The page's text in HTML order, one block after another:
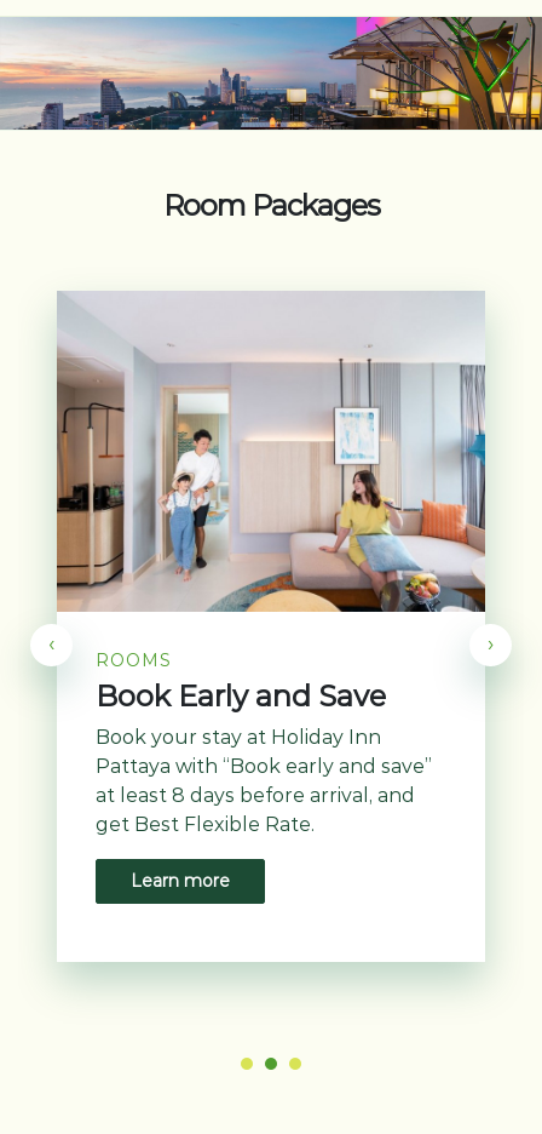
Room Packages
ROOMS
Book Early and Save
Book your stay at Holiday Inn
Pattaya with “Book early and save”
at least 8 days before arrival, and
get Best Flexible Rate.
Learn more
‹ ›